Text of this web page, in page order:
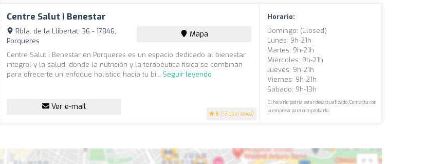
Centre Salut I Benestar
5 (17 opiniones)
Rbla. de la Llibertat, 36 - 17846,
Porqueres
Mapa
Centre Salut i Benestar en Porqueres es un espacio dedicado al bienestar
integral y la salud, donde la nutrición y la terapéutica física se combinan
para ofrecerte un enfoque holístico hacia tu bi... Seguir leyendo
Ver e-mail
Horario:
Domingo: (closed)
Lunes: 9h-21h
Martes: 9h-21h
Miércoles: 9h-21h
Jueves: 9h-21h
Viernes: 9h-21h
Sábado: 9h-13h
El horario podría estar desactualizado. Contacta con
la empresa para comprobarlo.